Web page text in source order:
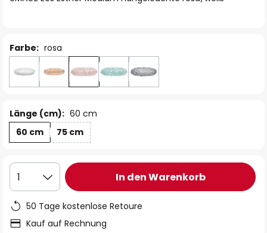
Farbe: rosa
Länge (cm): 60 cm
60 cm
75 cm
1 In den Warenkorb
50 Tage kostenlose Retoure
Kauf auf Rechnung